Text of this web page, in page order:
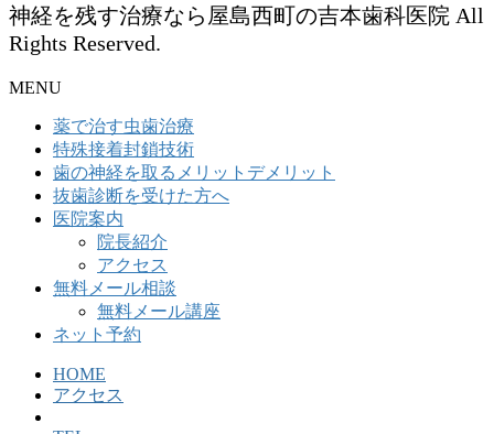
神経を残す治療なら屋島西町の吉本歯科医院 All
Rights Reserved.
MENU
薬で治す虫歯治療
特殊接着封鎖技術
歯の神経を取るメリットデメリット
抜歯診断を受けた方へ
医院案内
院長紹介
アクセス
無料メール相談
無料メール講座
ネット予約
HOME
アクセス